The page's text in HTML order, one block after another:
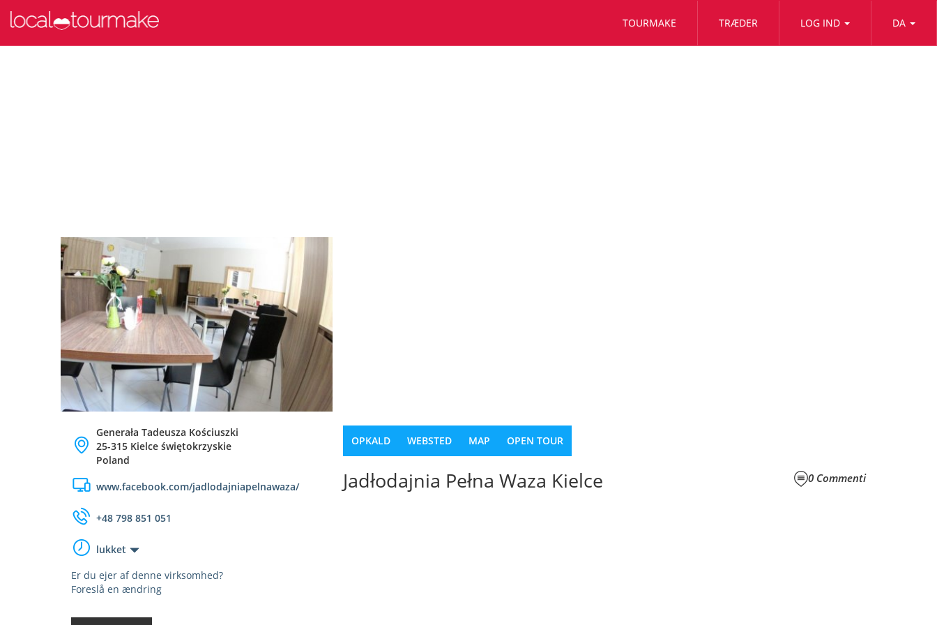
TOURMAKE TRÆDER LOG IND DA
Generała Tadeusza Kościuszki
25-315 Kielce świętokrzyskie
Poland
www.facebook.com/jadlodajniapelnawaza/
+48 798 851 051
lukket
Er du ejer af denne virksomhed?
Foreslå en ændring
OPKALD WEBSTED MAP OPEN TOUR
0 Commenti
Jadłodajnia Pełna Waza Kielce